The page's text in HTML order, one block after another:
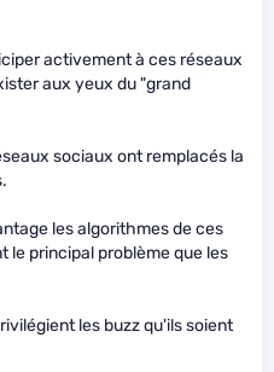
activement à ces réseaux
aux yeux du "grand
sociaux ont remplacés la
les algorithmes de ces
le principal problème que les
les buzz qu'ils soient